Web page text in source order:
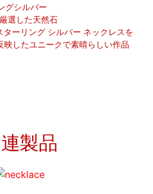
グシルバー
選した天然石
ーリング シルバー ネックレスを
映したユニークで素晴らしい作品
製品